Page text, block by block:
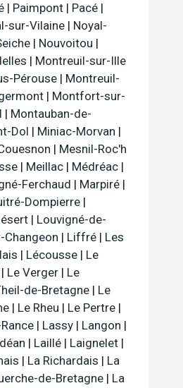
| Paimpont | Pacé |
sur-Vilaine | Noyal-
| Nouvoitou |
| Montreuil-sur-Ille
Pérouse | Montreuil-
| Montfort-sur-
| Montauban-de-
Dol | Miniac-Morvan |
| Mesnil-Roc'h
| Meillac | Médréac |
Ferchaud | Marpiré |
Dompierre |
| Louvigné-de-
Changeon | Liffré | Les
| Lécousse | Le
| Le Verger | Le
de-Bretagne | Le
| Le Rheu | Le Pertre |
| Lassy | Langon |
| Laillé | Laignelet |
| La Richardais | La
de-Bretagne | La